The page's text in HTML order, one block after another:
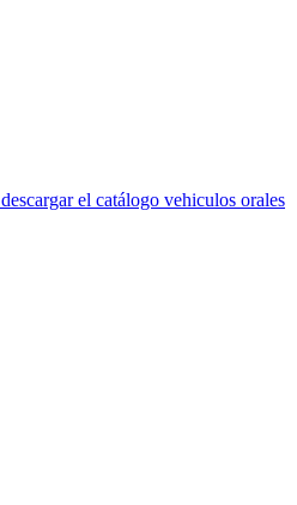
descargar el catálogo vehiculos orales